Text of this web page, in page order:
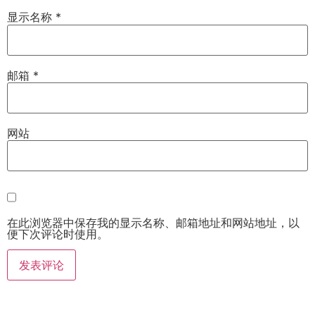
显示名称 *
邮箱 *
网站
在此浏览器中保存我的显示名称、邮箱地址和网站地址，以
便下次评论时使用。